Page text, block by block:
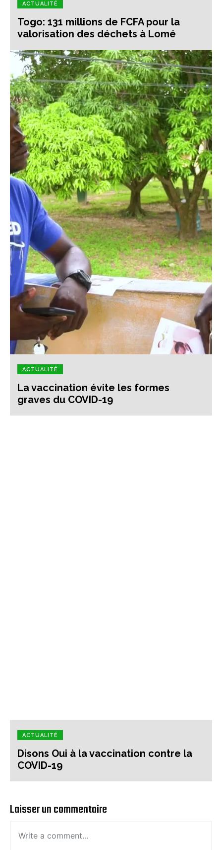
ACTUALITÉ
Togo: 131 millions de FCFA pour la
valorisation des déchets à Lomé
ACTUALITÉ
La vaccination évite les formes
graves du COVID-19
ACTUALITÉ
Disons Oui à la vaccination contre la
COVID-19
Laisser un commentaire